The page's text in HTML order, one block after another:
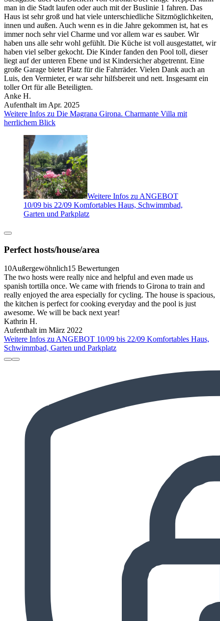
man in die Stadt laufen oder auch mit der Buslinie 1 fahren. Das
Haus ist sehr groß und hat viele unterschiedliche Sitzmöglichkeiten,
innen und außen. Auch wenn es in die Jahre gekommen ist, hat es
immer noch sehr viel Charme und vor allem war es sauber. Wir
haben uns alle sehr wohl gefühlt. Die Küche ist voll ausgestattet, wir
haben viel selber gekocht. Die Kinder fanden den Pool toll, dieser
liegt auf der unteren Ebene und ist Kindersicher abgetrennt. Eine
große Garage bietet Platz für die Fahrräder. Vielen Dank auch an
Luis, den Vermieter, er war sehr hilfsbereit und nett. Insgesamt ein
toller Ort für alle Beteiligten.
Anke H.
Aufenthalt im Apr. 2025
Weitere Infos zu Die Magrana Girona. Charmante Villa mit
herrlichem Blick
Weitere Infos zu ANGEBOT
10/09 bis 22/09 Komfortables Haus, Schwimmbad,
Garten und Parkplatz
Perfect hosts/house/area
10Außergewöhnlich15 Bewertungen
The two hosts were really nice and helpful and even made us
spanish tortilla once. We came with friends to Girona to train and
really enjoyed the area especially for cycling. The house is spacious,
the kitchen is perfect for cooking everyday and the pool is just
awesome. We will be back next year!
Kathrin H.
Aufenthalt im März 2022
Weitere Infos zu ANGEBOT 10/09 bis 22/09 Komfortables Haus,
Schwimmbad, Garten und Parkplatz